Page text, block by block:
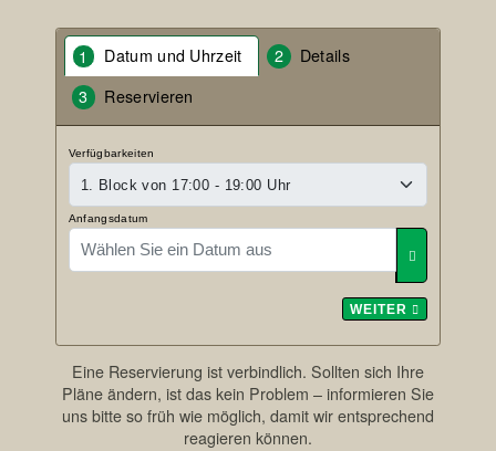
Datum und Uhrzeit
Details
Reservieren
Verfügbarkeiten
Anfangsdatum
WEITER
Eine Reservierung ist verbindlich. Sollten sich Ihre
Pläne ändern, ist das kein Problem – informieren Sie
uns bitte so früh wie möglich, damit wir entsprechend
reagieren können.